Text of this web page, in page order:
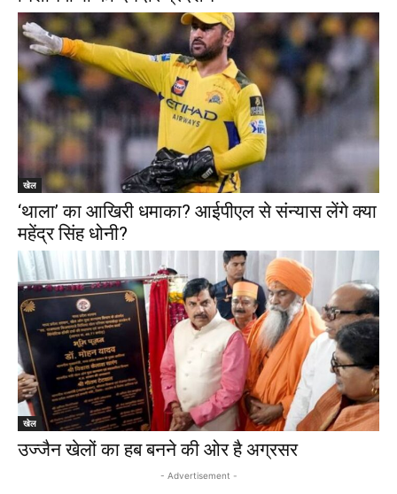
खेल
‘थाला’ का आखिरी धमाका? आईपीएल से संन्यास लेंगे क्या
महेंद्र सिंह धोनी?
खेल
उज्‍जैन खेलों का हब बनने की ओर है अग्रसर
- Advertisement -